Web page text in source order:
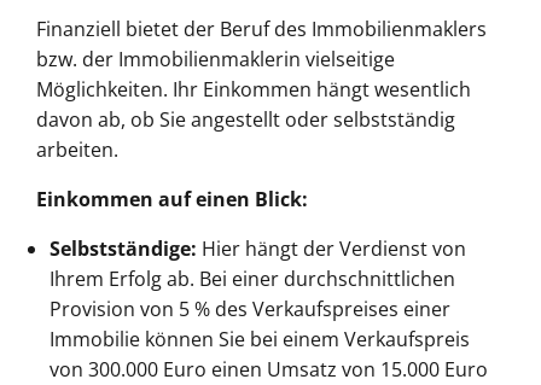
Finanziell bietet der Beruf des Immobilienmaklers
bzw. der Immobilienmaklerin vielseitige
Möglichkeiten. Ihr Einkommen hängt wesentlich
davon ab, ob Sie angestellt oder selbstständig
arbeiten.
Einkommen auf einen Blick:
Selbstständige: Hier hängt der Verdienst von
Ihrem Erfolg ab. Bei einer durchschnittlichen
Provision von 5 % des Verkaufspreises einer
Immobilie können Sie bei einem Verkaufspreis
von 300.000 Euro einen Umsatz von 15.000 Euro